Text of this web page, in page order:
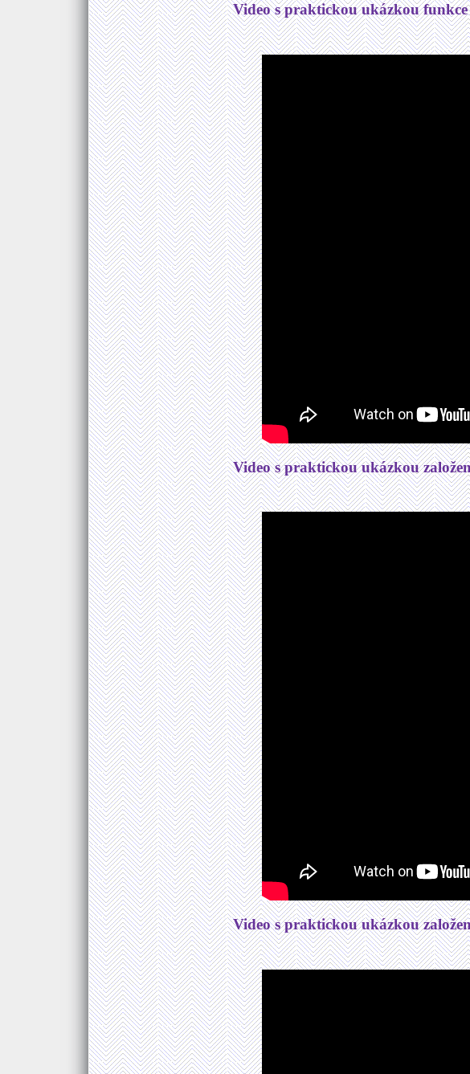
Video s praktickou ukázkou
Video s praktickou ukázkou
Video s praktickou ukázkou